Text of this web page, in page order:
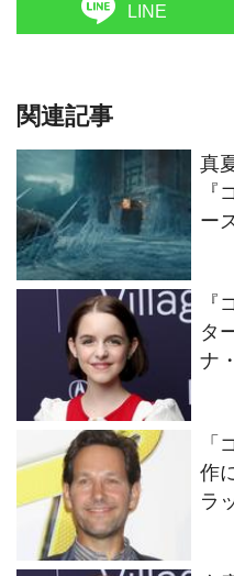
LINE
関連記事
真
『
ー
『
タ
ナ
「
作
ラ